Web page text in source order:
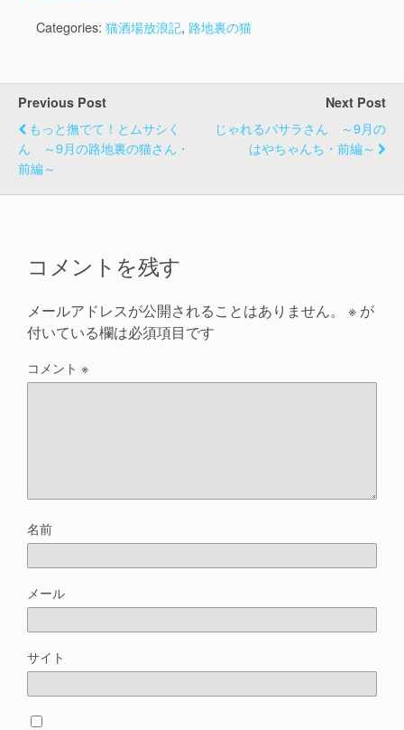
Categories: 猫酒場放浪記, 路地裏の猫
Previous Post
もっと撫でて！とムサシく
ん ～9月の路地裏の猫さん・
前編～
Next Post
じゃれるバサラさん ～9月の
はやちゃんち・前編～
コメントを残す
メールアドレスが公開されることはありません。 ※ が
付いている欄は必須項目です
コメント ※
名前
メール
サイト